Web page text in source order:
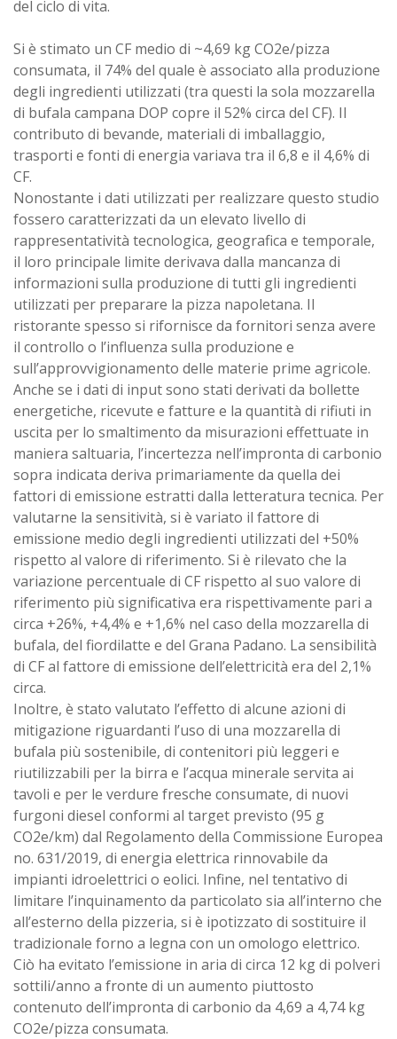
del ciclo di vita.
Si è stimato un CF medio di ~4,69 kg CO2e/pizza
consumata, il 74% del quale è associato alla produzione
degli ingredienti utilizzati (tra questi la sola mozzarella
di bufala campana DOP copre il 52% circa del CF). Il
contributo di bevande, materiali di imballaggio,
trasporti e fonti di energia variava tra il 6,8 e il 4,6% di
CF.
Nonostante i dati utilizzati per realizzare questo studio
fossero caratterizzati da un elevato livello di
rappresentatività tecnologica, geografica e temporale,
il loro principale limite derivava dalla mancanza di
informazioni sulla produzione di tutti gli ingredienti
utilizzati per preparare la pizza napoletana. Il
ristorante spesso si rifornisce da fornitori senza avere
il controllo o l’influenza sulla produzione e
sull’approvvigionamento delle materie prime agricole.
Anche se i dati di input sono stati derivati ​​da bollette
energetiche, ricevute e fatture e la quantità di rifiuti in
uscita per lo smaltimento da misurazioni effettuate in
maniera saltuaria, l’incertezza nell’impronta di carbonio
sopra indicata deriva primariamente da quella dei
fattori di emissione estratti dalla letteratura tecnica. Per
valutarne la sensitività, si è variato il fattore di
emissione medio degli ingredienti utilizzati del +50%
rispetto al valore di riferimento. Si è rilevato che la
variazione percentuale di CF rispetto al suo valore di
riferimento più significativa era rispettivamente pari a
circa +26%, +4,4% e +1,6% nel caso della mozzarella di
bufala, del fiordilatte e del Grana Padano. La sensibilità
di CF al fattore di emissione dell’elettricità era del 2,1%
circa.
Inoltre, è stato valutato l’effetto di alcune azioni di
mitigazione riguardanti l’uso di una mozzarella di
bufala più sostenibile, di contenitori più leggeri e
riutilizzabili per la birra e l’acqua minerale servita ai
tavoli e per le verdure fresche consumate, di nuovi
furgoni diesel conformi al target previsto (95 g
CO2e/km) dal Regolamento della Commissione Europea
no. 631/2019, di energia elettrica rinnovabile da
impianti idroelettrici o eolici. Infine, nel tentativo di
limitare l’inquinamento da particolato sia all’interno che
all’esterno della pizzeria, si è ipotizzato di sostituire il
tradizionale forno a legna con un omologo elettrico.
Ciò ha evitato l’emissione in aria di circa 12 kg di polveri
sottili/anno a fronte di un aumento piuttosto
contenuto dell’impronta di carbonio da 4,69 a 4,74 kg
CO2e/pizza consumata.